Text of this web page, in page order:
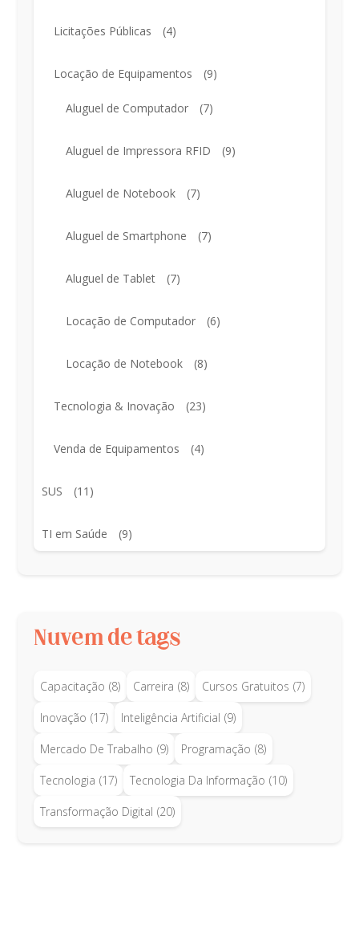
Licitações Públicas (4)
Locação de Equipamentos (9)
Aluguel de Computador (7)
Aluguel de Impressora RFID (9)
Aluguel de Notebook (7)
Aluguel de Smartphone (7)
Aluguel de Tablet (7)
Locação de Computador (6)
Locação de Notebook (8)
Tecnologia & Inovação (23)
Venda de Equipamentos (4)
SUS (11)
TI em Saúde (9)
Nuvem de tags
Capacitação (8) Carreira (8) Cursos Gratuitos (7)
Inovação (17) Inteligência Artificial (9)
Mercado De Trabalho (9) Programação (8)
Tecnologia (17) Tecnologia Da Informação (10)
Transformação Digital (20)